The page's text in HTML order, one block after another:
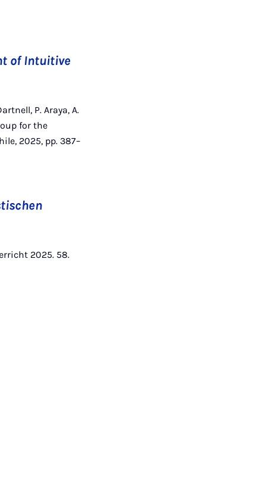
of Intuitive
P. Araya, A.
for the
2025, pp. 387–
2025. 58.